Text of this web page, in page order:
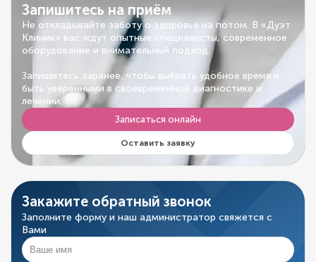
Запишитесь на приём
Не откладывайте заботу о здоровье на потом. В «Дуэт
Клиник» вас ждут опытные специалисты, современное
оборудование и внимательный подход.
Запишитесь заранее, чтобы выбрать удобное время и
быть уверенными в своевременной диагностике и
лечении.
Записаться онлайн
Оставить заявку
Закажите обратный звонок
Заполните форму и наш администратор свяжется с
Вами